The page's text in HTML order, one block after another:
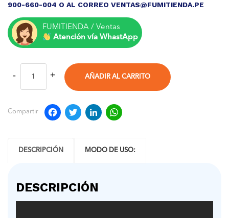
900-660-004 O AL CORREO VENTAS@FUMITIENDA.PE
FUMITIENDA / Ventas
Atención vía WhastApp
AÑADIR AL CARRITO
Compartir Facebook
TwitterLinkedIn
DESCRIPCIÓN MODO DE USO:
DESCRIPCIÓN